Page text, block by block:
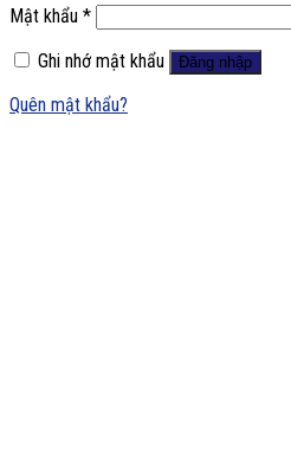
Mật khẩu *
Ghi nhớ mật khẩu
Đăng nhập
Quên mật khẩu?